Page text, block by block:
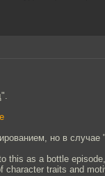
но в случае
this as a bottle
character traits and